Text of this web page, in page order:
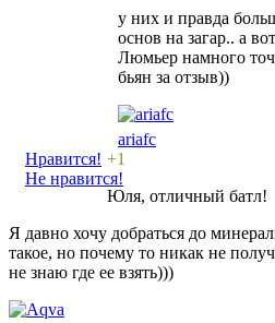
у них и правда
основ на загар.. а
Люмьер намного
бьян за отзыв))
ariafc
Нравится!
Не нравится!
+1
Юля, отличный батл!
Я давно хочу добраться до
такое, но почему то никак не
не знаю где ее взять)))